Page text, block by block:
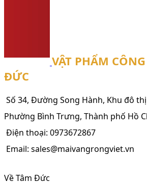
VẬT PHẨM
ĐỨC
Số 34, Đường Song Hành, Khu đô
Phường Bình Trưng, Thành phố Hồ
Điện thoại: 0973672867
Email: sales@maivangrongviet.vn
Về Tâm Đức